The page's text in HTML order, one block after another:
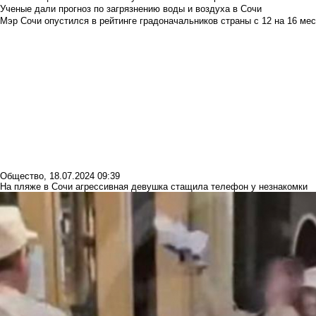
Ученые дали прогноз по загрязнению воды и воздуха в Сочи
Мэр Сочи опустился в рейтинге градоначальников страны с 12 на 16
Общество, 18.07.2024 09:39
На пляже в Сочи агрессивная девушка стащила телефон у незнакомки